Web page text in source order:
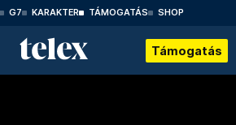
G7 KARAKTER TÁMOGATÁS SHOP
Támogatás